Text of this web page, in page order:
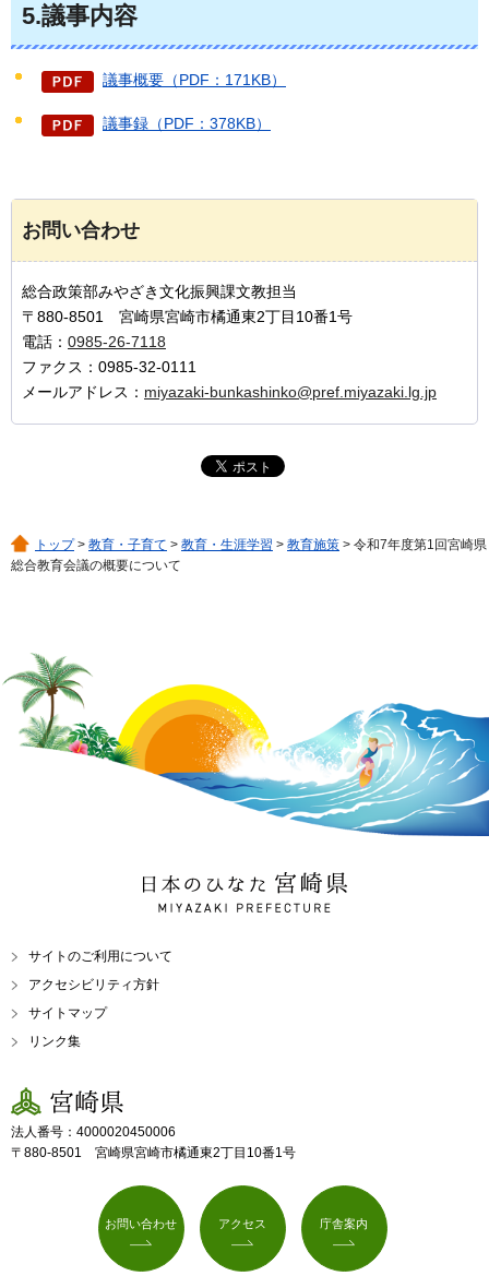
5.議事内容
議事概要（PDF：171KB）
議事録（PDF：378KB）
お問い合わせ
総合政策部みやざき文化振興課文教担当
〒880-8501 宮崎県宮崎市橘通東2丁目10番1号
電話： 0985-26-7118
ファクス：0985-32-0111
メールアドレス： miyazaki-bunkashinko@pref.miyazaki.lg.jp
トップ> 教育・子育て > 教育・生涯学習 > 教育施策 > 令和7年度第1回宮崎県
総合教育会議の概要について
日本のひなた 宮崎県
MIYAZAKI PREFECTURE
サイトのご利用について
アクセシビリティ方針
サイトマップ
リンク集
宮崎県
法人番号：4000020450006
〒880-8501 宮崎県宮崎市橘通東2丁目10番1号
お問い合わせ アクセス 庁舎案内